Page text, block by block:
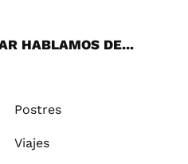
HABLAMOS DE...
Postres
Viajes